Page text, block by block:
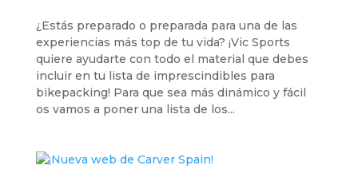
¿Estás preparado o preparada para una de las
experiencias más top de tu vida? ¡Vic Sports
quiere ayudarte con todo el material que debes
incluir en tu lista de imprescindibles para
bikepacking! Para que sea más dinámico y fácil
os vamos a poner una lista de los...